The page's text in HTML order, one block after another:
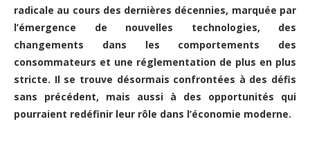
radicale au cours des dernières décennies, marquée par
l’émergence de nouvelles technologies, des
changements dans les comportements des
consommateurs et une réglementation de plus en plus
stricte. Il se trouve désormais confrontées à des défis
sans précédent, mais aussi à des opportunités qui
pourraient redéfinir leur rôle dans l’économie moderne.